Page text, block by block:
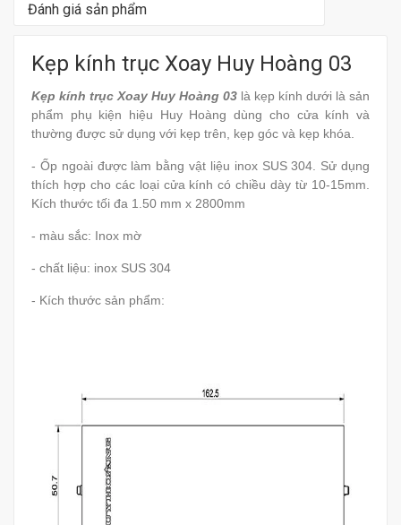
Đánh giá sản phẩm
Kẹp kính trục Xoay Huy Hoàng 03
Kẹp kính trục Xoay Huy Hoàng 03 là kẹp kính dưới là sản
phẩm phụ kiện hiệu Huy Hoàng dùng cho cửa kính và
thường được sử dụng với kẹp trên, kẹp góc và kẹp khóa.
- Ốp ngoài được làm bằng vật liệu inox SUS 304. Sử dụng
thích hợp cho các loại cửa kính có chiều dày từ 10-15mm.
Kích thước tối đa 1.50 mm x 2800mm
- màu sắc: Inox mờ
- chất liệu: inox SUS 304
- Kích thước sản phẩm: